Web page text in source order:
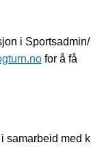
i Sportsadmin/
for å få
samarbeid med